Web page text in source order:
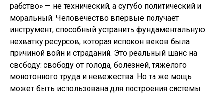
рабство» — не технический, а сугубо политический и
моральный. Человечество впервые получает
инструмент, способный устранить фундаментальную
нехватку ресурсов, которая испокон веков была
причиной войн и страданий. Это реальный шанс на
свободу: свободу от голода, болезней, тяжёлого
монотонного труда и невежества. Но та же мощь
может быть использована для построения системы